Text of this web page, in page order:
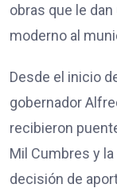
obras que le
moderno al
Desde el inicio
gobernador
recibieron
Mil Cumbres y
decisión de